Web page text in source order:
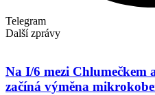
Telegram
Další zprávy
Na I/6 mezi Chlumečkem
začíná výměna